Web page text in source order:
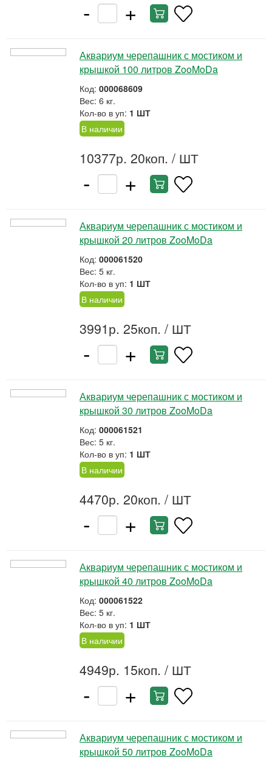
- +
Аквариум черепашник с мостиком и
крышкой 100 литров ZooMoDa
Код: 000068609
Вес: 6 кг.
Кол-во в уп: 1 ШТ
В наличии
10377р. 20коп. / ШТ
- +
Аквариум черепашник с мостиком и
крышкой 20 литров ZooMoDa
Код: 000061520
Вес: 5 кг.
Кол-во в уп: 1 ШТ
В наличии
3991р. 25коп. / ШТ
- +
Аквариум черепашник с мостиком и
крышкой 30 литров ZooMoDa
Код: 000061521
Вес: 5 кг.
Кол-во в уп: 1 ШТ
В наличии
4470р. 20коп. / ШТ
- +
Аквариум черепашник с мостиком и
крышкой 40 литров ZooMoDa
Код: 000061522
Вес: 5 кг.
Кол-во в уп: 1 ШТ
В наличии
4949р. 15коп. / ШТ
- +
Аквариум черепашник с мостиком и
крышкой 50 литров ZooMoDa